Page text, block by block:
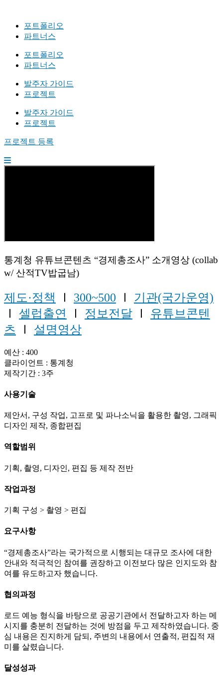
포트폴리오
파트너스
포트폴리오
파트너스
발주자 가이드
프로젝트
발주자 가이드
프로젝트
프로젝트 등록
통계청 유튜브콘텐츠 “경제총조사” 소개영상 (collab
w/ 산적TV밥굽남)
제도·정책 Ⅰ 300~500 Ⅰ 기관(국가운영)
Ⅰ 셀럽출연 Ⅰ 정보전달 Ⅰ 유튜브콘텐
츠 Ⅰ 설명영상
예산 : 400
클라이언트 : 통계청
제작기간 : 3주
사용기술
제안서, 구성 작업, 고프로 및 파나소닉을 활용한 촬영, 그래픽
디자인 제작, 종합편집
역할범위
기획, 촬영, 디자인, 편집 등 제작 전반
작업과정
기획 구성 > 촬영 > 편집
요구사항
“경제총조사”라는 국가적으로 시행되는 대규모 조사에 대한
안내와 적극적인 참여를 권장하고 이전보다 많은 인지도와 참
여를 유도하고자 했습니다.
협의과정
로드 예능 형식을 바탕으로 공공기관에서 전달하고자 하는 메
시지를 충분히 전달하는 것에 방점을 두고 제작하였습니다. 중
심 내용은 진지하게 담되, 주변의 내용에서 연출적, 편집적 재
미를 살렸습니다.
달성성과